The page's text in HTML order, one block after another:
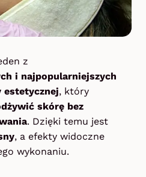
z
i najpopularniejszych
estetycznej, który
skórę bez
. Dzięki temu jest
, a efekty widoczne
wykonaniu.